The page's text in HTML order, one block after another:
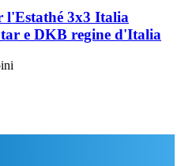
l'Estathé 3x3 Italia
e DKB regine d'Italia